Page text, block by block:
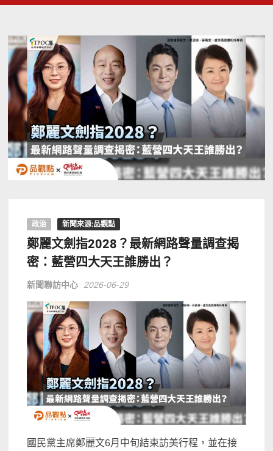
政治 新聞來源:品觀點
鄭麗文劍指2028？最新網路聲量調查揭
密：藍營四大天王誰勝出？
新聞聯訪中心 2026-06-29
國民黨主席鄭麗文6月中旬結束訪美行程，並在接